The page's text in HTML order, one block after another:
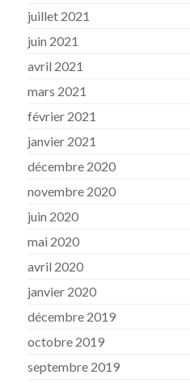
juillet 2021
juin 2021
avril 2021
mars 2021
février 2021
janvier 2021
décembre 2020
novembre 2020
juin 2020
mai 2020
avril 2020
janvier 2020
décembre 2019
octobre 2019
septembre 2019